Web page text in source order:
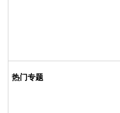
热门专题